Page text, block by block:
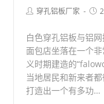
Post穿孔铝板厂家
Post
白色穿孔铝板与铝
面包店坐落在一个
义时期建造的
当地居民和新来者
打造出一个有多功…